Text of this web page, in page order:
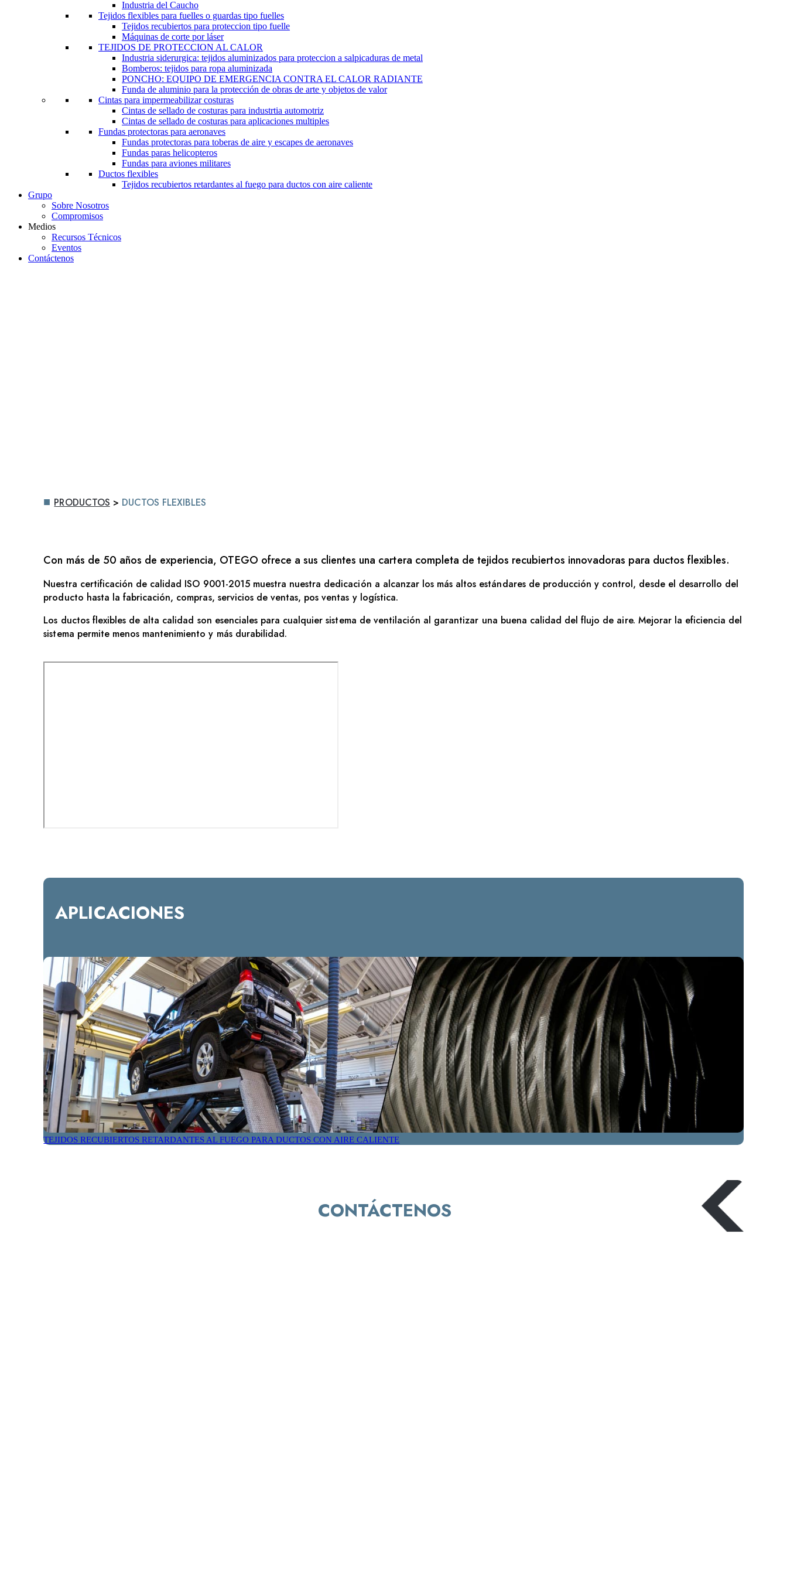
Industria del Caucho
Tejidos flexibles para fuelles o guardas tipo fuelles
Tejidos recubiertos para proteccion tipo fuelle
Máquinas de corte por láser
TEJIDOS DE PROTECCION AL CALOR
Industria siderurgica: tejidos aluminizados para proteccion a salpicaduras de metal
Bomberos: tejidos para ropa aluminizada
PONCHO: EQUIPO DE EMERGENCIA CONTRA EL CALOR RADIANTE
Funda de aluminio para la protección de obras de arte y objetos de valor
Cintas para impermeabilizar costuras
Cintas de sellado de costuras para industrtia automotriz
Cintas de sellado de costuras para aplicaciones multiples
Fundas protectoras para aeronaves
Fundas protectoras para toberas de aire y escapes de aeronaves
Fundas paras helicopteros
Fundas para aviones militares
Ductos flexibles
Tejidos recubiertos retardantes al fuego para ductos con aire caliente
Grupo
Sobre Nosotros
Compromisos
Medios
Recursos Técnicos
Eventos
Contáctenos
PRODUCTOS > DUCTOS FLEXIBLES
Con más de 50 años de experiencia, OTEGO ofrece a sus clientes una cartera completa de tejidos recubiertos innovadoras para ductos flexibles.
Nuestra certificación de calidad ISO 9001-2015 muestra nuestra dedicación a alcanzar los más altos estándares de producción y control, desde el desarrollo del
producto hasta la fabricación, compras, servicios de ventas, pos ventas y logística.
Los ductos flexibles de alta calidad son esenciales para cualquier sistema de ventilación al garantizar una buena calidad del flujo de aire. Mejorar la eficiencia del
sistema permite menos mantenimiento y más durabilidad.
APLICACIONES
TEJIDOS RECUBIERTOS RETARDANTES AL FUEGO PARA DUCTOS CON AIRE CALIENTE
CONTÁCTENOS